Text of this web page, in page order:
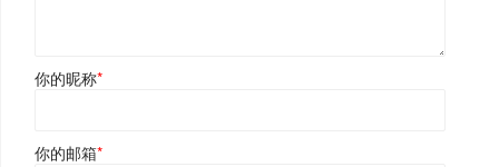
你的昵称*
你的邮箱*